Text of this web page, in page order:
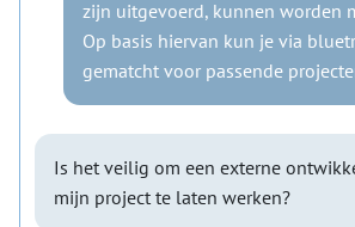
zijn uitgevoerd, kunnen worden
Op basis hiervan kun je via
gematcht voor passende
Is het veilig om een externe
mijn project te laten werken?